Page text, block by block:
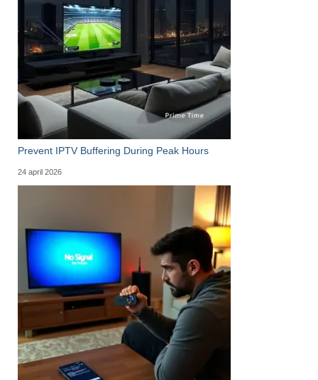
Prevent IPTV Buffering During Peak Hours
24 april 2026